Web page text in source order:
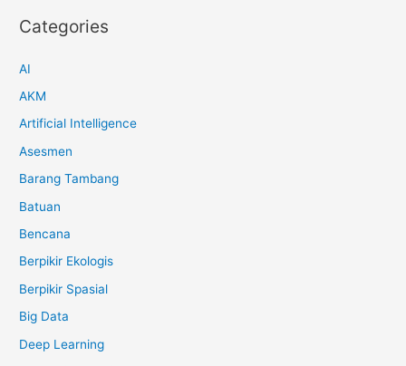
Categories
AI
AKM
Artificial Intelligence
Asesmen
Barang Tambang
Batuan
Bencana
Berpikir Ekologis
Berpikir Spasial
Big Data
Deep Learning